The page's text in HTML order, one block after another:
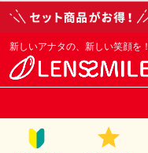
新しいアナタの、新しい笑顔を！